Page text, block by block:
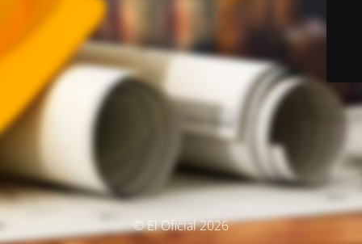
© El Oficial 2026